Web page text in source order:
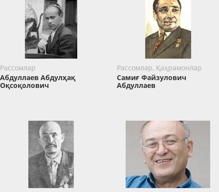
Рассомлар
Абдуллаев Абдулҳақ
Оқсоқолович
Рассомлар, Қаҳрамонлар
Самиғ Файзулович
Абдуллаев